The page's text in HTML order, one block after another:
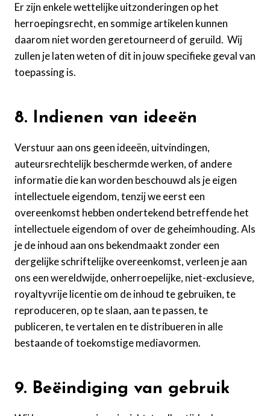
Er zijn enkele wettelijke uitzonderingen op het
herroepingsrecht, en sommige artikelen kunnen
daarom niet worden geretourneerd of geruild. Wij
zullen je laten weten of dit in jouw specifieke geval van
toepassing is.
8. Indienen van ideeën
Verstuur aan ons geen ideeën, uitvindingen,
auteursrechtelijk beschermde werken, of andere
informatie die kan worden beschouwd als je eigen
intellectuele eigendom, tenzij we eerst een
overeenkomst hebben ondertekend betreffende het
intellectuele eigendom of over de geheimhouding. Als
je de inhoud aan ons bekendmaakt zonder een
dergelijke schriftelijke overeenkomst, verleen je aan
ons een wereldwijde, onherroepelijke, niet-exclusieve,
royaltyvrije licentie om de inhoud te gebruiken, te
reproduceren, op te slaan, aan te passen, te
publiceren, te vertalen en te distribueren in alle
bestaande of toekomstige mediavormen.
9. Beëindiging van gebruik